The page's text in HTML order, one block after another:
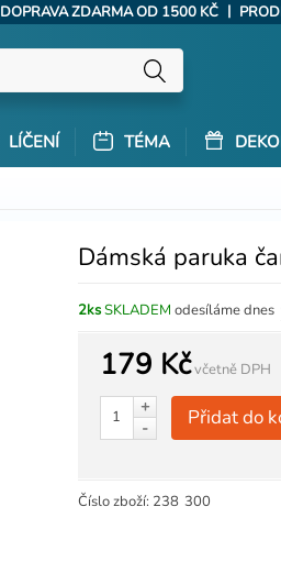
DOPRAVA ZDARMA OD 1500 KČ |
LÍČENÍ TÉMA
Dámská paruka
2ksSKLADEM odesíláme dnes
179 Kčvčetně DPH
+
-
Přidat do
Číslo zboží: 238 300